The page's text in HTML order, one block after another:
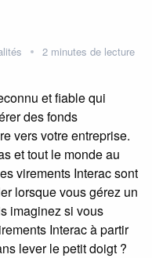
2 minutes de lecture
et fiable qui
des fonds
vers votre entreprise.
et tout le monde au
virements Interac sont
lorsque vous gérez un
imaginez si vous
Interac à partir
lever le petit doigt ?